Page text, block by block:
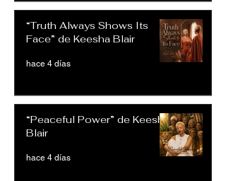
“Truth Always Shows Its
Face” de Keesha Blair
hace 4 días
“Peaceful Power” de Keesha
Blair
hace 4 días